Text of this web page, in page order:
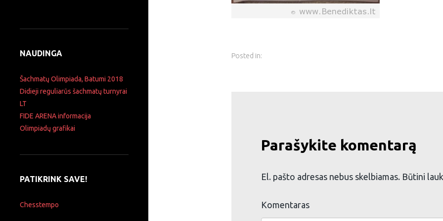
Posted in:
Parašykite komentarą
El. pašto adresas nebus skelbiamas. Būtini
Komentaras
NAUDINGA
Šachmatų Olimpiada, Batumi 2018
Didieji reguliarūs šachmatų turnyrai
LT
FIDE ARENA informacija
Olimpiadų grafikai
PATIKRINK SAVE!
Chesstempo